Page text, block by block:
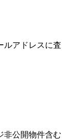
ルアドレスに査
非公開物件含む